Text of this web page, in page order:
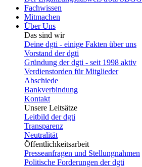
Fachwissen
Mitmachen
Über Uns
Das sind wir
Deine dgti - einige Fakten über uns
Vorstand der dgti
Gründung der dgti - seit 1998 aktiv
Verdienstorden für Mitglieder
Abschiede
Bankverbindung
Kontakt
Unsere Leitsätze
Leitbild der dgti
Transparenz
Neutralität
Öffentlichkeitsarbeit
Presseanfragen und Stellungnahmen
Politische Forderungen der dgti